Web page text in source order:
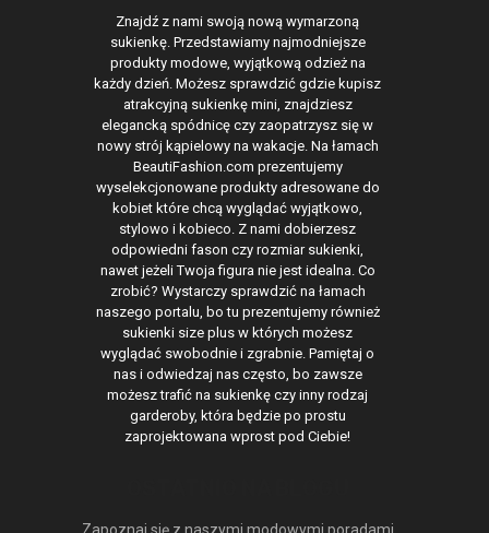
Znajdź z nami swoją nową wymarzoną
sukienkę. Przedstawiamy najmodniejsze
produkty modowe, wyjątkową odzież na
każdy dzień. Możesz sprawdzić gdzie kupisz
atrakcyjną sukienkę mini, znajdziesz
elegancką spódnicę czy zaopatrzysz się w
nowy strój kąpielowy na wakacje. Na łamach
BeautiFashion.com prezentujemy
wyselekcjonowane produkty adresowane do
kobiet które chcą wyglądać wyjątkowo,
stylowo i kobieco. Z nami dobierzesz
odpowiedni fason czy rozmiar sukienki,
nawet jeżeli Twoja figura nie jest idealna. Co
zrobić? Wystarczy sprawdzić na łamach
naszego portalu, bo tu prezentujemy również
sukienki size plus w których możesz
wyglądać swobodnie i zgrabnie. Pamiętaj o
nas i odwiedzaj nas często, bo zawsze
możesz trafić na sukienkę czy inny rodzaj
garderoby, która będzie po prostu
zaprojektowana wprost pod Ciebie!